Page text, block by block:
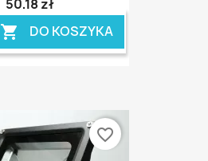
50,18 zł
 DO KOSZYKA
favorite_border